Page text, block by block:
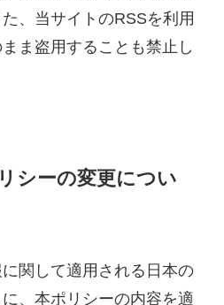
、当サイトのRSSを利用
ま盗用することも禁止し
シーの変更につい
関して適用される日本の
、本ポリシーの内容を適